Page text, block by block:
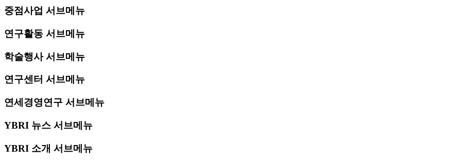
중점사업 서브메뉴
연구활동 서브메뉴
학술행사 서브메뉴
연구센터 서브메뉴
연세경영연구 서브메뉴
YBRI 뉴스 서브메뉴
YBRI 소개 서브메뉴